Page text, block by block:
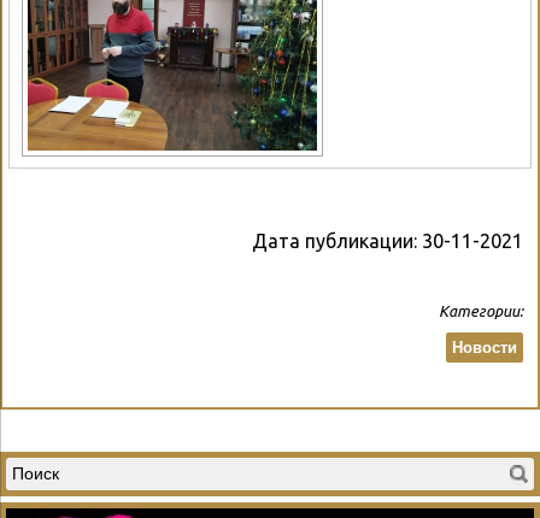
Дата публикации: 30-11-2021
Категории:
Новости